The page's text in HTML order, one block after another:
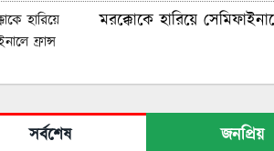
মরক্কোকে হারিয়ে
নকআউটে মেসি-সালাহ দ্বৈরথ
সর্বশেষ
জনপ্রিয়